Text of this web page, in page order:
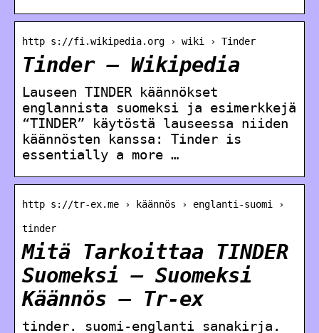
http s://fi.wikipedia.org › wiki › Tinder
Tinder – Wikipedia
Lauseen TINDER käännökset
englannista suomeksi ja esimerkkejä
“TINDER” käytöstä lauseessa niiden
käännösten kanssa: Tinder is
essentially a more …
http s://tr-ex.me › käännös › englanti-suomi ›
tinder
Mitä Tarkoittaa TINDER
Suomeksi – Suomeksi
Käännös – Tr-ex
tinder. suomi-englanti sanakirja.